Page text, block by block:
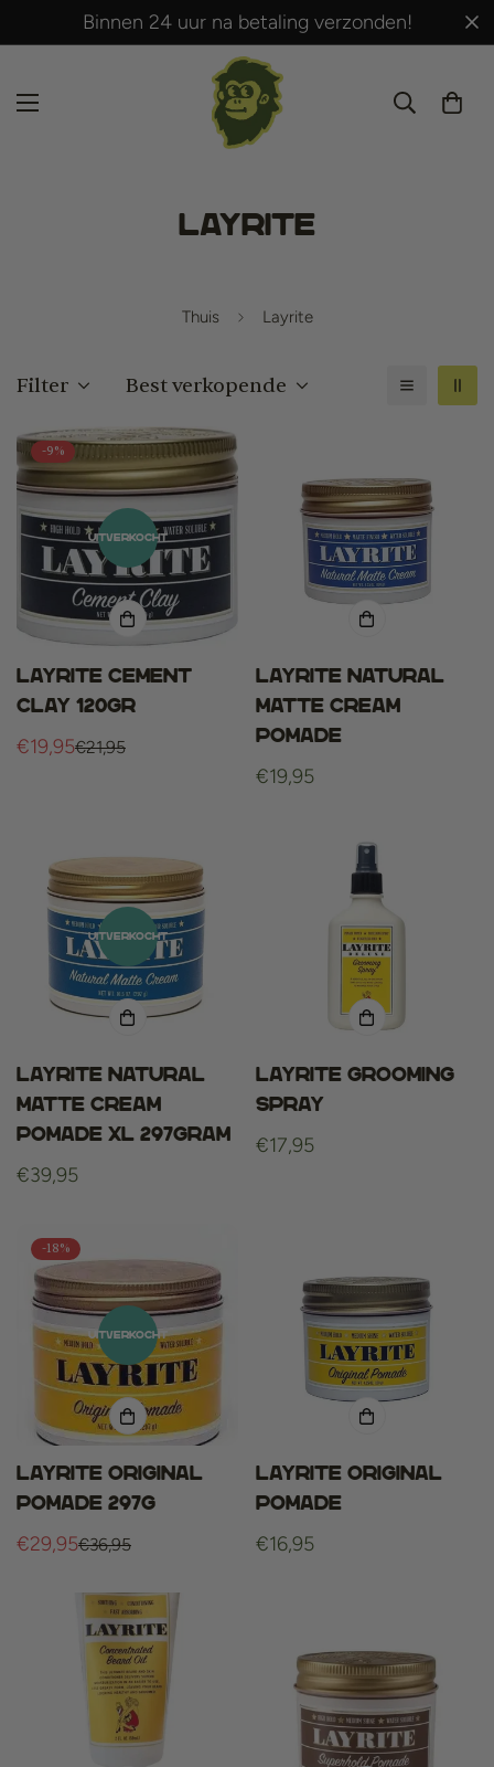
Gratis verzending vanaf € 50,- (BE-NL).
Layrite
Thuis Layrite
Filter Best verkopende
-9%
UITVERKOCHT
Layrite cement
clay 120gr
Verkoopprijs
€19,95
Normale€21,95
Layrite Natural
Matte Cream
Pomade
Normale
€19,95
UITVERKOCHT
Layrite Natural
Matte Cream
Pomade XL 297gram
Normale
€39,95
Layrite Grooming
Spray
Normale
€17,95
-18%
UITVERKOCHT
Layrite Original
Pomade 297g
Verkoopprijs
€29,95
Normale€36,95
Layrite Original
Pomade
Normale
€16,95